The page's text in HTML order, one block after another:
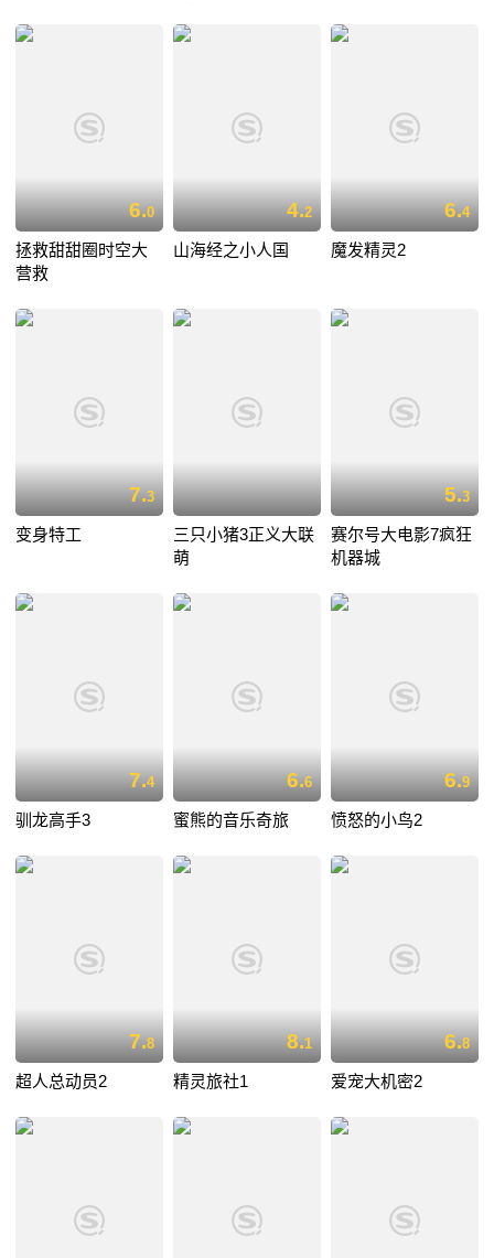
6.0
拯救甜甜圈时空大
营救
4.2
山海经之小人国
6.4
魔发精灵2
7.3
变身特工
三只小猪3正义大联
萌
5.3
赛尔号大电影7疯狂
机器城
7.4
驯龙高手3
6.6
蜜熊的音乐奇旅
6.9
愤怒的小鸟2
7.8
超人总动员2
8.1
精灵旅社1
6.8
爱宠大机密2